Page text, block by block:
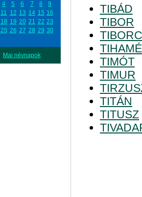
4 5 6 7 8
9
11 12 13 14 15 16
18 19 20 21 22 23
25 26 27 28 29 30
Mai névnapok
TIBÁD
TIBOR
TIBORC
TIMÓT
TIMUR
TITÁN
TITUSZ